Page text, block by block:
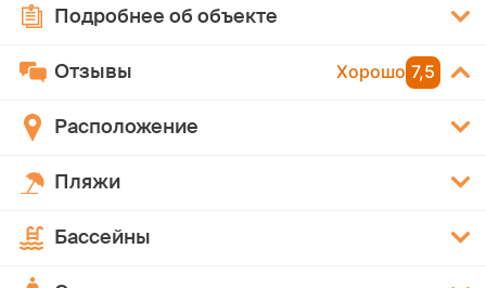
Подробнее об объекте
Отзывы Хорошо 7,5
Расположение
Пляжи
Бассейны